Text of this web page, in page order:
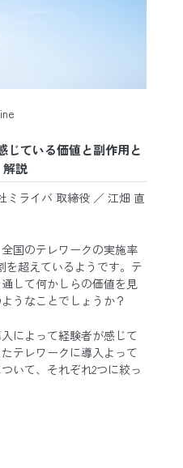
じている価値と副作用と
説
ライバ 取締役 ／ 江畑 直
国のテレワークの実施率
を超えているようです。テ
して何かしらの価値を見
うなことでしょうか？
によって経験者が感じて
テレワークに導入よって
いて、それぞれ2つに絞っ